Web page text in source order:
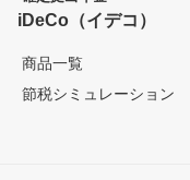
iDeCo（イデコ）
商品一覧
節税シミュレーション